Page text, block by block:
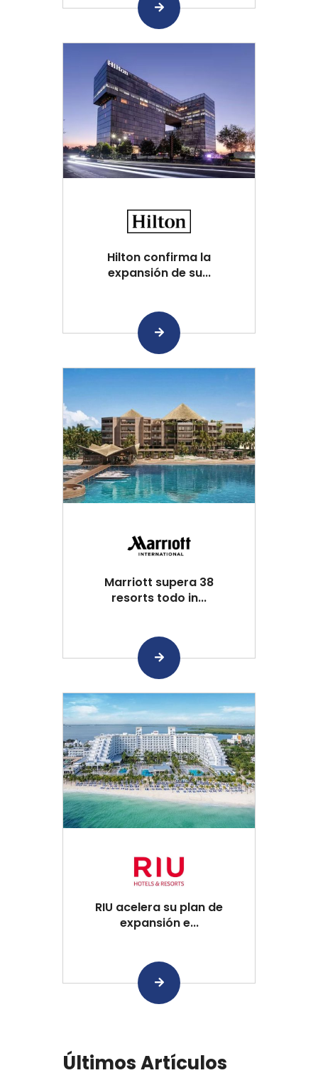
Hilton confirma la
expansión de su...
Marriott supera 38
resorts todo in...
RIU acelera su plan de
expansión e...
Últimos Artículos